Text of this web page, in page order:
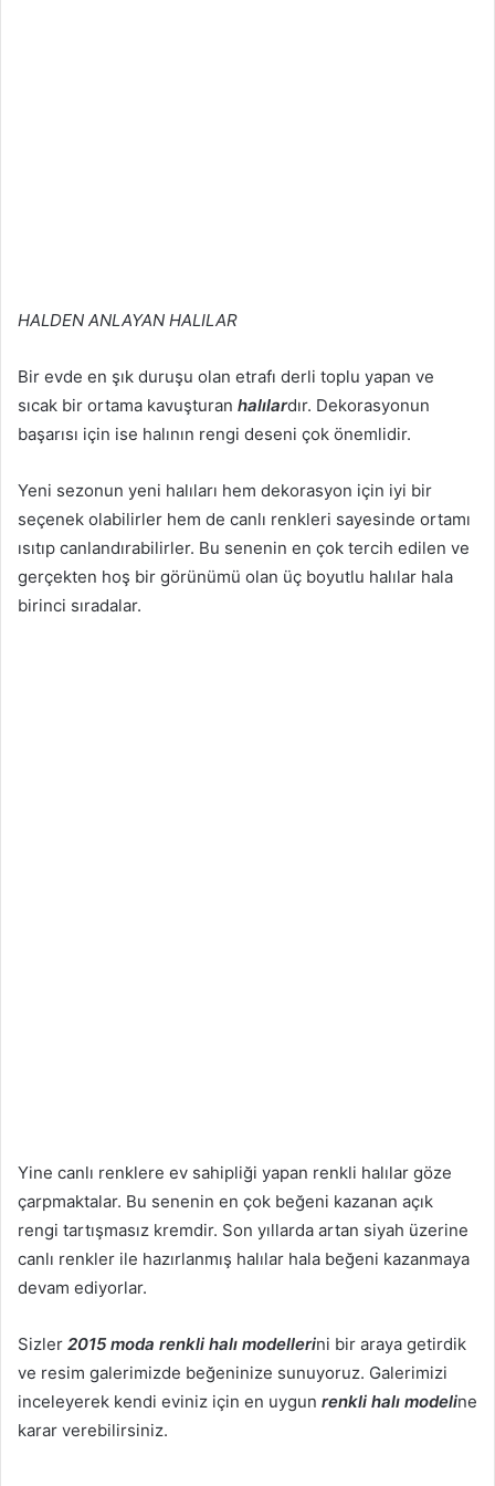
HALDEN ANLAYAN HALILAR
Bir evde en şık duruşu olan etrafı derli toplu yapan ve
sıcak bir ortama kavuşturan halılardır. Dekorasyonun
başarısı için ise halının rengi deseni çok önemlidir.
Yeni sezonun yeni halıları hem dekorasyon için iyi bir
seçenek olabilirler hem de canlı renkleri sayesinde ortamı
ısıtıp canlandırabilirler. Bu senenin en çok tercih edilen ve
gerçekten hoş bir görünümü olan üç boyutlu halılar hala
birinci sıradalar.
Yine canlı renklere ev sahipliği yapan renkli halılar göze
çarpmaktalar. Bu senenin en çok beğeni kazanan açık
rengi tartışmasız kremdir. Son yıllarda artan siyah üzerine
canlı renkler ile hazırlanmış halılar hala beğeni kazanmaya
devam ediyorlar.
Sizler 2015 moda renkli halı modellerini bir araya getirdik
ve resim galerimizde beğeninize sunuyoruz. Galerimizi
inceleyerek kendi eviniz için en uygun renkli halı modeline
karar verebilirsiniz.